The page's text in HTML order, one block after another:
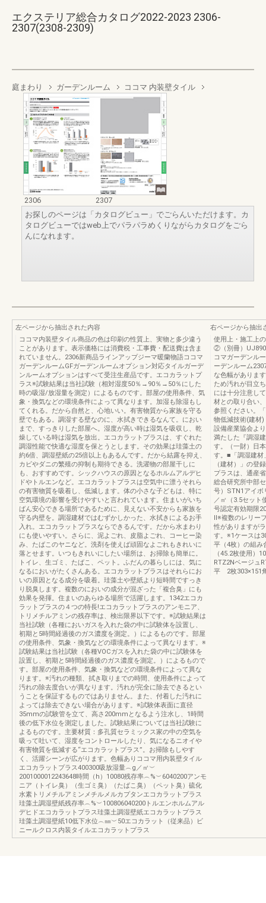
エクステリア総合カタログ2022-2023 2306-
2307(2308-2309)
庭まわり ガーデンルーム ココマ 内装壁タイル
2306
2307
お探しのページは「カタログビュー」でごらんいただけます。カ
タログビューではweb上でパラパラめくりながらカタログをごら
んになれます。
左ページから抽出された内容
ココマ内装壁タイル商品の色は印刷の性質上、実物と多少違う
ことがあります。表示価格には消費税・工事費・配送費は含ま
れていません。2306新商品ラインアップジーマ暖蘭物語ココマ
ガーデンルームGFガーデンルームオプション対応タイルガーデ
ンルームオプションはすべて受注生産品です。エコカラットプ
ラス※試験結果は当社試験（相対湿度50％→90％→50％にした
時の吸湿/放湿量を測定）によるものです。部屋の使用条件、気
象・換気などの環境条件によって異なります。加湿も除湿もし
てくれる。だから自然と、心地いい。有害物質から家族を守る
壁でもある。調湿する壁なのに、水拭きできるなんて。におい
まで、すっきりした部屋へ。湿度が高い時は湿気を吸収し、乾
燥している時は湿気を放出。エコカラットプラスは、すぐれた
調湿性能で快適な湿度を保とうとします。その効果は珪藻土の
約6倍、調湿壁紙の25倍以上もあるんです。だから結露を抑え、
カビやダニの繁殖の抑制も期待できる。洗濯物の部屋干しに
も、おすすめです。シックハウスの原因となるホルムアルデヒ
ドやトルエンなど。エコカラットプラスは空気中に漂うそれら
の有害物質を吸着し、低減します。体の小さな子どもは、特に
空気環境の影響を受けやすいと言われています。住まいがいち
ばん安心できる場所であるために、見えない不安からも家族を
守る内壁を。調湿建材ではむずかしかった、水拭きによるお手
入れ。エコカラットプラスならできるんです。だから水まわり
にも使いやすい。さらに、泥よごれ、皮脂よごれ、コーヒー染
み、たばこのヤニなど。洗剤を使えば頑固なよごれもきれいに
落とせます。いつもきれいにしたい場所は、お掃除も簡単に。
トイレ、生ゴミ、たばこ、ペット。ふだんの暮らしには、気に
なるにおいがたくさんある。エコカラットプラスはそれらにお
いの原因となる成分を吸着。珪藻土や壁紙より短時間ですっき
り脱臭します。複数のにおいの成分が混ざった「複合臭」にも
効果を発揮。住まいのあらゆる場所で活躍します。1342エコカ
ラットプラスの４つの特長!エコカラットプラスのアンモニア、
トリメチルアミンの残存率は、検出限界以下です。※試験結果は
当社試験（各種においガスを入れた袋の中に試験体を設置し、
初期と5時間経過後のガス濃度を測定。）によるものです。部屋
の使用条件、気象・換気などの環境条件によって異なります。※
試験結果は当社試験（各種VOCガスを入れた袋の中に試験体を
設置し、初期と5時間経過後のガス濃度を測定。）によるもので
す。部屋の使用条件、気象・換気などの環境条件によって異な
ります。※汚れの種類、拭き取りまでの時間、使用条件によって
汚れの除去度合いが異なります。汚れが完全に除去できるとい
うことを保証するものではありません。また、付着した汚れに
よっては除去できない場合があります。※試験体表面に直径
35mmの試験管を立て、高さ200mmとなるよう注水し、1時間
後の低下水位を測定しました。試験結果については当社試験に
よるものです。主要材質：多孔質セラミックス家の中の空気を
吸って吐いて、湿度をコントロールしたり、気になるニオイや
有害物質を低減する“エコカラットプラス”。お掃除もしやす
く、活躍シーンが広がります。色幅ありココマ用内装壁タイル
エコカラットプラス400300吸放湿量︵g／㎡︶
2001000012243648時間（h）10080残存率︵%︶6040200アンモ
ニア（トイレ臭）（生ゴミ臭）（たばこ臭）（ペット臭）硫化
水素トリメチルアミンメチルメルカプタンエコカラットプラス
珪藻土調湿壁紙残存率︵%︶100806040200トルエンホルムアル
デヒドエコカラットプラス珪藻土調湿壁紙エコカラットプラス
珪藻土調湿壁紙10低下水位︵㎜︶50エコカラット（従来品）ビ
ニールクロス内装タイルエコカラットプラス
右ページから抽出
使用上・施工上
②（別冊）
コマガーデンル
ーデンルーム
な色幅がありま
ため汚れが目立
には十分注意し
材との取り合い
参照ください。
物低減技術(建材
設備産業協会よ
満たした『調湿
す。（一財）日
す。■「調湿建材
（建材）」の登
プラスは、通産
総合研究所中部
号）STN1アイボ
／㎡（3.5セット
号認定有効期限
Ⅱ※複数のレリー
性がありますが
す。※1ケースは
平（4枚）の組み
（45.2枚使用）
RTZ2Nベージュ
平 2枚303×151